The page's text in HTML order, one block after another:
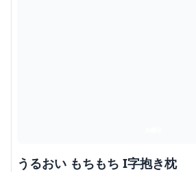
うるおい もちもち I字抱き枕